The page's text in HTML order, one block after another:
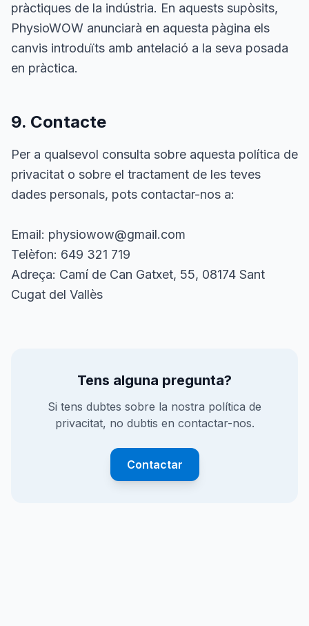
pràctiques de la indústria. En aquests supòsits,
PhysioWOW anunciarà en aquesta pàgina els
canvis introduïts amb antelació a la seva posada
en pràctica.
9. Contacte
Per a qualsevol consulta sobre aquesta política de
privacitat o sobre el tractament de les teves
dades personals, pots contactar-nos a:
Email: physiowow@gmail.com
Telèfon: 649 321 719
Adreça: Camí de Can Gatxet, 55, 08174 Sant
Cugat del Vallès
Tens alguna pregunta?
Si tens dubtes sobre la nostra política de
privacitat, no dubtis en contactar-nos.
Contactar